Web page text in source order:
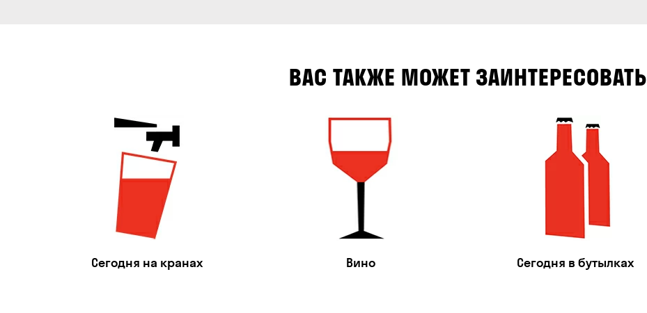
ВАС ТАКЖЕ МОЖЕТ ЗАИНТЕРЕСОВАТЬ
Сегодня на кранах Вино Сегодня в бутылках